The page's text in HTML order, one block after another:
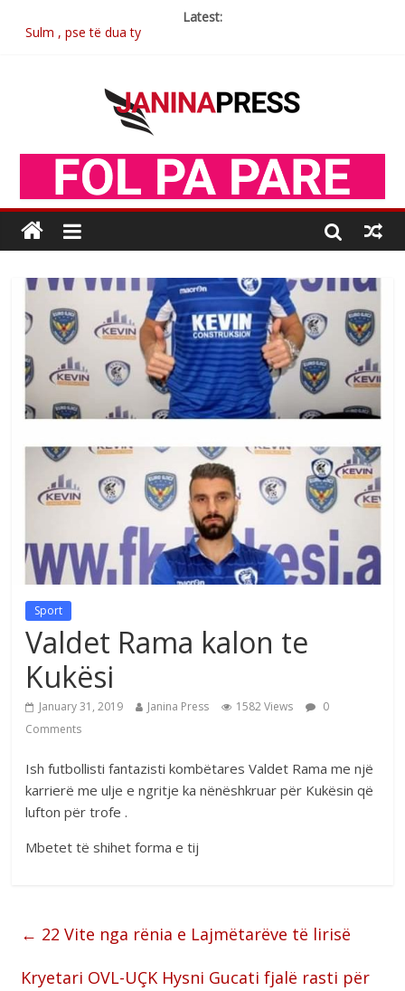
Latest:
Sulm , pse të dua ty
Postim me vlera nga artistja e mirëfilltë Mimoza Gjoni
Brahim Çekaj njē veprimtar i respektuar i çeshtjës kombëtare
Sport
Valdet Rama kalon te
Kukësi
January 31, 2019 Janina Press 1582 Views
0
Comments
Ish futbollisti fantazisti kombëtares Valdet Rama me një
karrierë me ulje e ngritje ka nënëshkruar për Kukësin që
lufton për trofe .
Mbetet të shihet forma e tij
← 22 Vite nga rënia e Lajmëtarëve të lirisë
Kryetari OVL-UÇK Hysni Gucati fjalë rasti për